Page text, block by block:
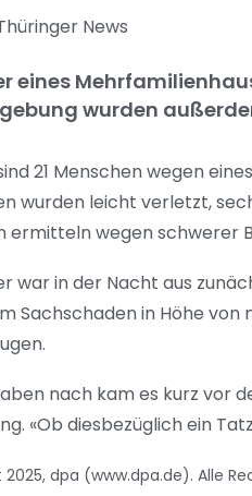
News
eines
wurden
21 Menschen wegen
wurden leicht verletzt,
ermitteln wegen schwerer
war in der Nacht aus
Sachschaden in Höhe
nach kam es kurz vor
«Ob diesbezüglich ein
dpa (www.dpa.de). Alle